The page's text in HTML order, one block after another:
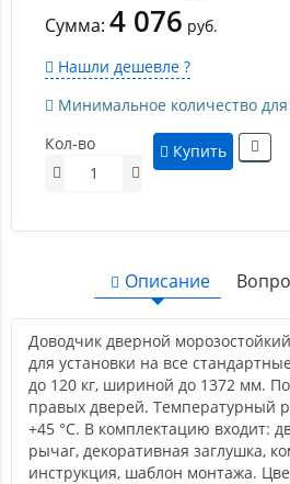
Сумма: 4 076 руб.
Нашли дешевле ?
Минимальное количество для
Кол-во
Купить
Описание
Доводчик дверной
для установки на все
до 120 кг, шириной до 1372 мм.
правых дверей. Температурный
+45 °С. В комплектацию входит:
рычаг, декоративная заглушка,
инструкция, шаблон монтажа.